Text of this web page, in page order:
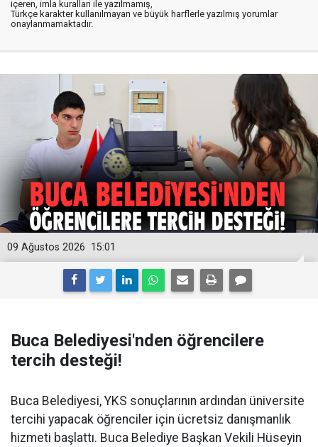
içeren, imla kuralları ile yazılmamış,
Türkçe karakter kullanılmayan ve büyük harflerle yazılmış yorumlar
onaylanmamaktadır.
15:01
09 Ağustos 2026
Buca Belediyesi'nden öğrencilere
tercih desteği!
Buca Belediyesi, YKS sonuçlarının ardından üniversite
tercihi yapacak öğrenciler için ücretsiz danışmanlık
hizmeti başlattı. Buca Belediye Başkan Vekili Hüseyin